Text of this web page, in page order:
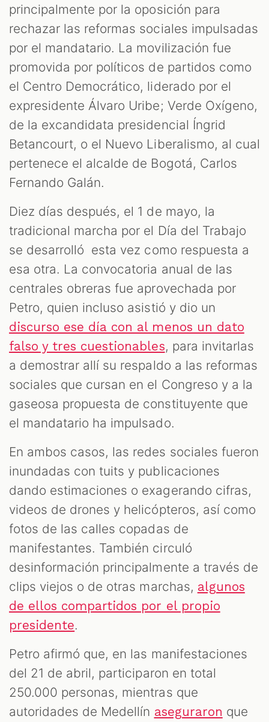
principalmente por la oposición para
rechazar las reformas sociales impulsadas
por el mandatario. La movilización fue
promovida por políticos de partidos como
el Centro Democrático, liderado por el
expresidente Álvaro Uribe; Verde Oxígeno,
de la excandidata presidencial Íngrid
Betancourt, o el Nuevo Liberalismo, al cual
pertenece el alcalde de Bogotá, Carlos
Fernando Galán.
Diez días después, el 1 de mayo, la
tradicional marcha por el Día del Trabajo
se desarrolló esta vez como respuesta a
esa otra. La convocatoria anual de las
centrales obreras fue aprovechada por
Petro, quien incluso asistió y dio un
discurso ese día con al menos un dato
falso y tres cuestionables, para invitarlas
a demostrar allí su respaldo a las reformas
sociales que cursan en el Congreso y a la
gaseosa propuesta de constituyente que
el mandatario ha impulsado.
En ambos casos, las redes sociales fueron
inundadas con tuits y publicaciones
dando estimaciones o exagerando cifras,
videos de drones y helicópteros, así como
fotos de las calles copadas de
manifestantes. También circuló
desinformación principalmente a través de
clips viejos o de otras marchas, algunos
de ellos compartidos por el propio
presidente.
Petro afirmó que, en las manifestaciones
del 21 de abril, participaron en total
250.000 personas, mientras que
autoridades de Medellín aseguraron que